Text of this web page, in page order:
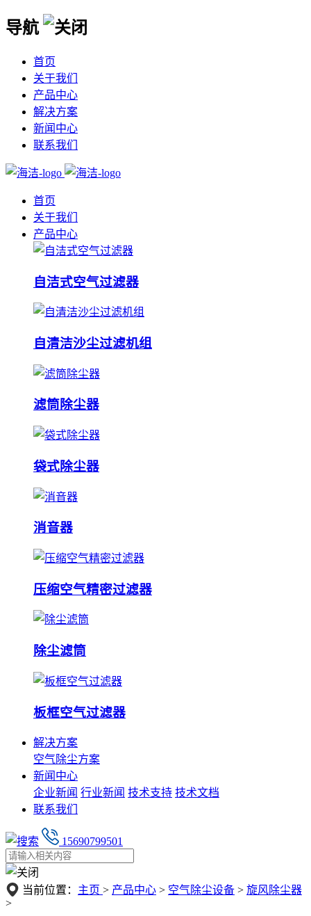
导航
首页
关于我们
产品中心
解决方案
新闻中心
联系我们
首页
关于我们
产品中心
自洁式空气过滤器
自清洁沙尘过滤机组
滤筒除尘器
袋式除尘器
消音器
压缩空气精密过滤器
除尘滤筒
板框空气过滤器
解决方案
空气除尘方案
新闻中心
企业新闻 行业新闻 技术支持 技术文档
联系我们
15690799501
当前位置： 主页 > 产品中心 > 空气除尘设备 > 旋风除尘器
>